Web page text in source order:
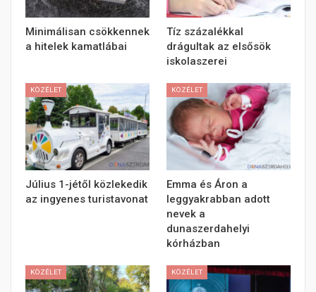
Minimálisan csökkennek
a hitelek kamatlábai
Tíz százalékkal
drágultak az elsősök
iskolaszerei
KÖZÉLET
Július 1-jétől közlekedik
az ingyenes turistavonat
KÖZÉLET
Emma és Áron a
leggyakrabban adott
nevek a
dunaszerdahelyi
kórházban
KÖZÉLET KÖZÉLET